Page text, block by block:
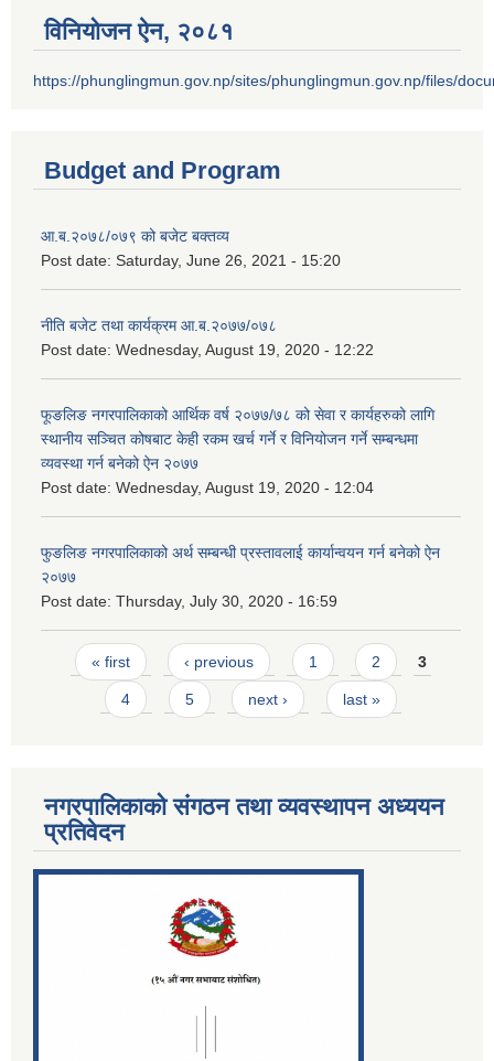
विनियोजन ऐन‚ २०८१
https://phunglingmun.gov.np/sites/phunglingmun.gov.np/files/
Budget and Program
आ.ब.२०७८/०७९ को बजेट बक्तव्य
Post date: Saturday, June 26, 2021 - 15:20
नीति बजेट तथा कार्यक्रम आ.ब.२०७७/०७८
Post date: Wednesday, August 19, 2020 - 12:22
फूङलिङ नगरपालिकाको आर्थिक वर्ष २०७७/७८ को सेवा र कार्यहरुको लागि
स्थानीय सञ्चित कोषबाट केही रकम खर्च गर्ने र विनियोजन गर्ने सम्बन्धमा
व्यवस्था गर्न बनेको ऐन २०७७
Post date: Wednesday, August 19, 2020 - 12:04
फुङलिङ नगरपालिकाको अर्थ सम्बन्धी प्रस्तावलाई कार्यान्वयन गर्न बनेको ऐन
२०७७
Post date: Thursday, July 30, 2020 - 16:59
Pages
« first ‹ previous 1 2 3
4 5 next › last »
नगरपालिकाको संगठन तथा व्यवस्थापन अध्ययन
प्रतिवेदन